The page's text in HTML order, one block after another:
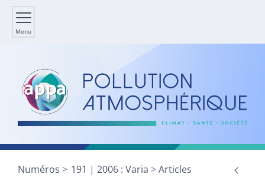
Menu
Numéros 191 | 2006 : Varia Articles